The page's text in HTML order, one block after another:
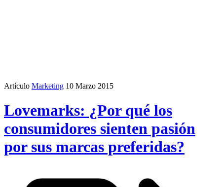
Artículo Marketing 10 Marzo 2015
Lovemarks: ¿Por qué los
consumidores sienten pasión
por sus marcas preferidas?